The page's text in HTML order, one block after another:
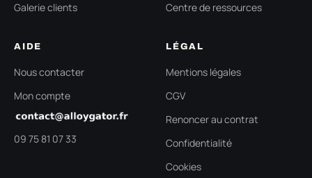
Galerie clients
Centre de ressources
AIDE
Nous contacter
Mon compte
09 75 81 07 33
LÉGAL
Mentions légales
CGV
Renoncer au contrat
Confidentialité
Cookies